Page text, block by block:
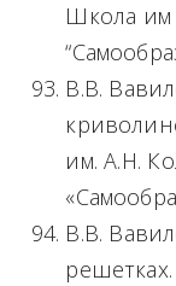
Школа им
В.В.
им. А.Н.
В.В.